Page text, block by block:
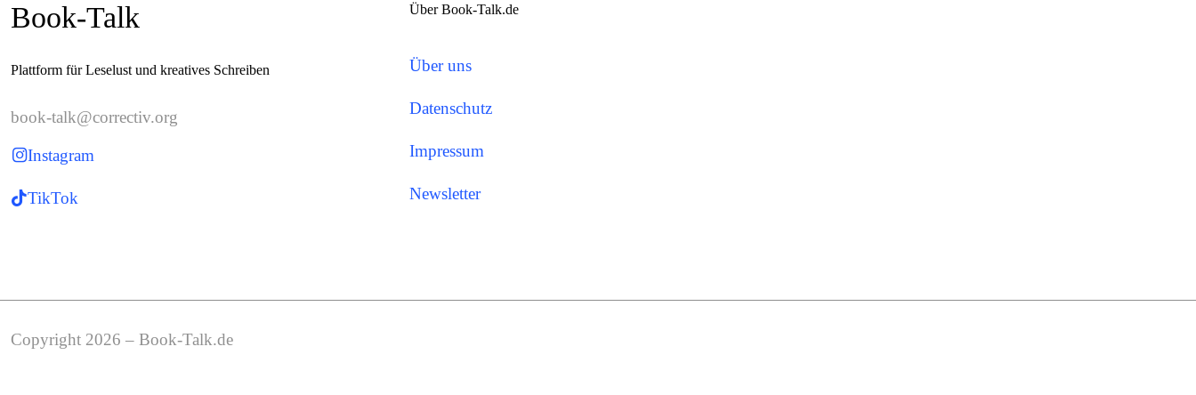
Book-Talk
Plattform für Leselust und kreatives Schreiben
book-talk@correctiv.org
Instagram
TikTok
Über Book-Talk.de
Über uns
Datenschutz
Impressum
Newsletter
Copyright 2026 – Book-Talk.de